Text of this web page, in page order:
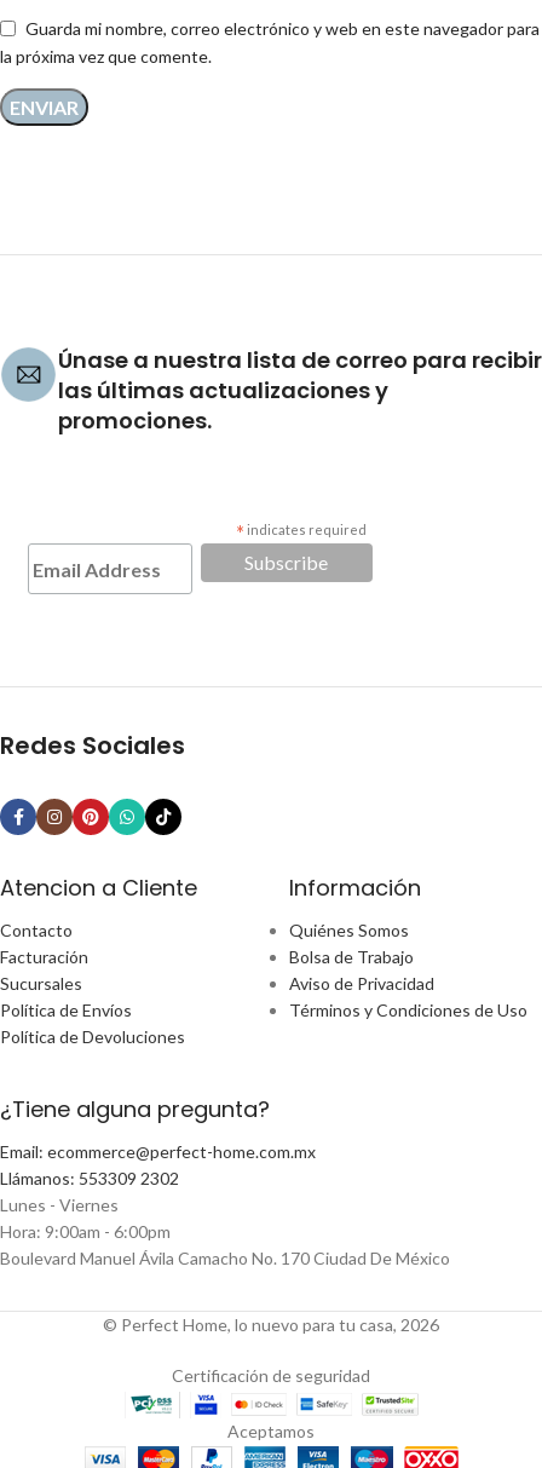
Guarda mi nombre, correo electrónico y web en este navegador para
la próxima vez que comente.
Únase a nuestra lista de correo para recibir
las últimas actualizaciones y
promociones.
* indicates required
Redes Sociales
Atencion a Cliente
Contacto
Facturación
Sucursales
Política de Envíos
Política de Devoluciones
Información
Quiénes Somos
Bolsa de Trabajo
Aviso de Privacidad
Términos y Condiciones de Uso
¿Tiene alguna pregunta?
Email: ecommerce@perfect-home.com.mx
Llámanos: 553309 2302
Lunes - Viernes
Hora: 9:00am - 6:00pm
Boulevard Manuel Ávila Camacho No. 170 Ciudad De México
© Perfect Home, lo nuevo para tu casa, 2026
Certificación de seguridad
Aceptamos